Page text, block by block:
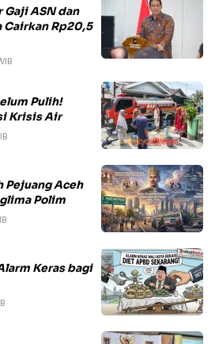
Gaji ASN dan
Cairkan Rp20,5
Pulih!
Krisis Air
Pejuang Aceh
Polim
Keras bagi